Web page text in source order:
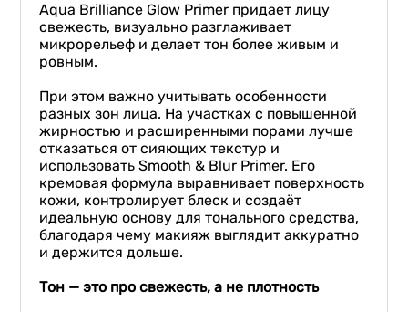
Aqua Brilliance Glow Primer придает лицу
свежесть, визуально разглаживает
микрорельеф и делает тон более живым и
ровным.
При этом важно учитывать особенности
разных зон лица. На участках с повышенной
жирностью и расширенными порами лучше
отказаться от сияющих текстур и
использовать Smooth & Blur Primer. Его
кремовая формула выравнивает поверхность
кожи, контролирует блеск и создаёт
идеальную основу для тонального средства,
благодаря чему макияж выглядит аккуратно
и держится дольше.
Тон — это про свежесть, а не плотность